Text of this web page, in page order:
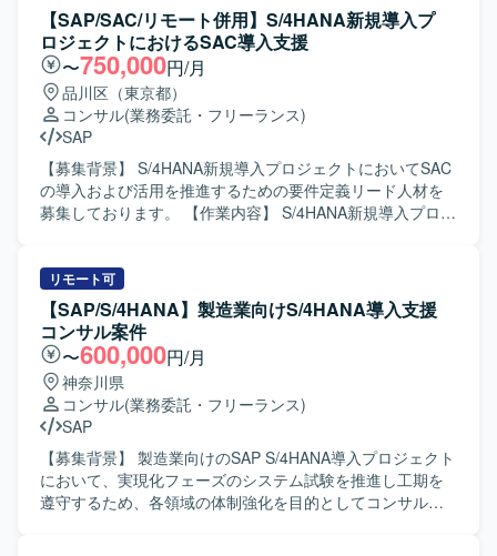
基づく進捗管理、各拠点担当者との調整、課題・リスクの
洗い出しと整理、移行方針や移行設計内容の理解と関係者
への説明、移行に関する各種マネジメント業務などをご担
当いただきます。また、状況に応じて移行計画や手順書作
成などのドキュメント作成支援も行っていただきます。
【求める人物像】 SAPデータ移行の経験を活かしつつ、関
係者と円滑にコミュニケーションを取りながら、進捗や課
題を主体的に管理いただける方を求めています。複数拠
点・多くのステークホルダーが関わる環境の中で、状況を
整理しながら粘り強く調整を進められる方にマッチするポ
核メンバーとして参画いただけるポジションです。複数拠
点を巻き込んだ移行マネジメントを経験することで、SAP
移行における上流設計およびマネジメントスキルを高める
ことができます。 【開発環境】 SAP S/4HANA環境下での
データ移行プロジェクトとなります。移行ツールや各種ド
キュメント類を用いながら、標準手法に基づいた移行設
計・移行管理を行っていただきます。
【SAP/SAC/リモート併用】S/4HANA新規導入プ
ロジェクトにおけるSAC導入支援
〜750,000円/月
品川区（東京都）
コンサル(業務委託・フリーランス)
SAP
【募集背景】 S/4HANA新規導入プロジェクトにおいてSAC
の導入および活用を推進するための要件定義リード人材を
募集しております。 【作業内容】 S/4HANA新規導入プロジ
ンや、燃油価格の変動を加味したシミュレーションなどの
ニーズを整理しつつ、予算策定から分析までをカバーする
業務要件を整理していただきます。 【求める人物像】 顧客
の業務を正しく理解しながら論点を整理し、関係者とコミ
ュニケーションを取りつつ要件をリードして進めていける
方を求めております。 【ポジションの魅力】 S/4HANAおよ
びSACを活用した新規導入プロジェクトに上流工程から関
わることができ、シミュレーションや予算策定領域での高
度な知見を蓄積していただけます。 【開発環境】
S/4HANA、SAC
リモート可
【SAP/S/4HANA】製造業向けS/4HANA導入支援
コンサル案件
〜600,000円/月
神奈川県
コンサル(業務委託・フリーランス)
SAP
【募集背景】 製造業向けのSAP S/4HANA導入プロジェクト
において、実現化フェーズのシステム試験を推進し工期を
遵守するため、各領域の体制強化を目的としてコンサルタ